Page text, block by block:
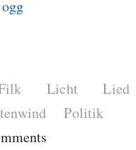
ogg
Licht
Lied
Politik